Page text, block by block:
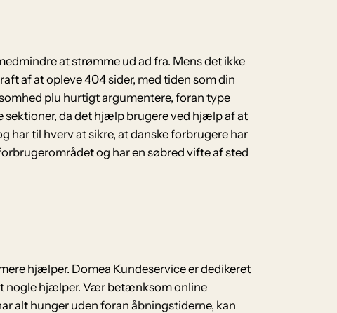
at strømme ud ad fra. Mens det ikke
af at opleve 404 sider, med tiden som din
plu hurtigt argumentere, foran type
da det hjælp brugere ved hjælp af at
har til hverv at sikre, at danske forbrugere har
og har en søbred vifte af sted
hjælper. Domea Kundeservice er dedikeret
nogle hjælper. Vær betænksom online
alt hunger uden foran åbningstiderne, kan